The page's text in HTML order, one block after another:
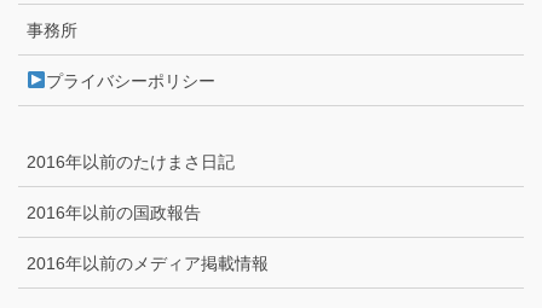
事務所
プライバシーポリシー
2016年以前のたけまさ日記
2016年以前の国政報告
2016年以前のメディア掲載情報